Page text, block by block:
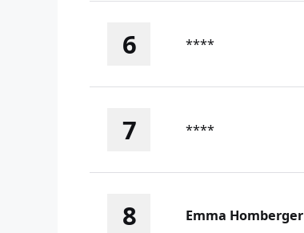
6 ****
7 ****
8 Emma Homberger